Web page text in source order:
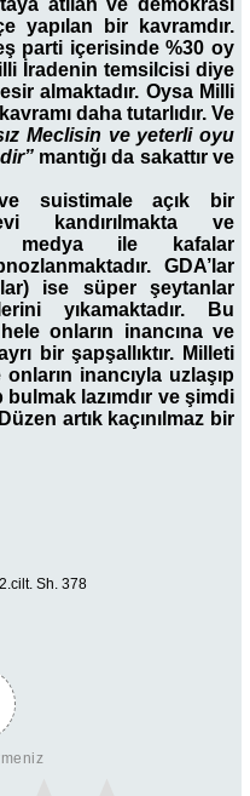
yapılan bir kavramdır.
parti içerisinde %30 oy
İradenin temsilcisi diye
almaktadır. Oysa Milli
daha tutarlıdır. Ve
Meclisin ve yeterli oyu
mantığı da sakattır ve
suistimale açık bir
kandırılmakta ve
medya ile kafalar
GDA’lar
ise süper şeytanlar
yıkamaktadır. Bu
onların inancına ve
bir şapşallıktır. Milleti
inancıyla uzlaşıp
bulmak lazımdır ve şimdi
artık kaçınılmaz bir
Sh. 378